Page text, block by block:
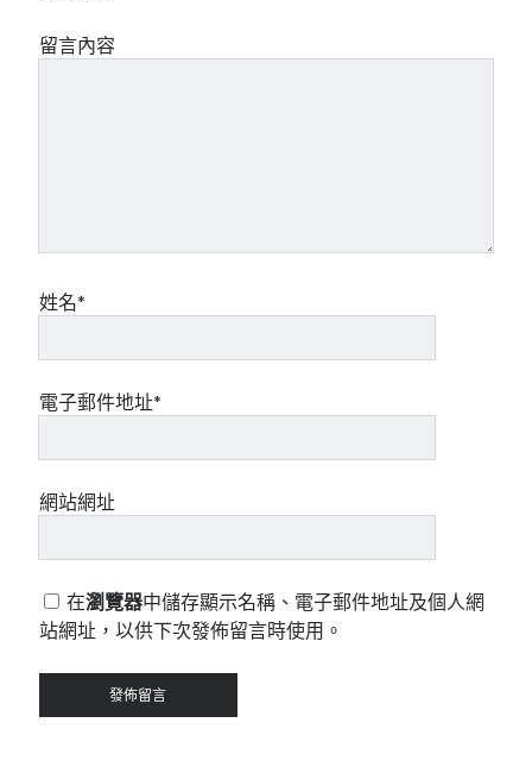
留言內容
姓名*
電子郵件地址*
網站網址
在瀏覽器中儲存顯示名稱、電子郵件地址及個人網
站網址，以供下次發佈留言時使用。